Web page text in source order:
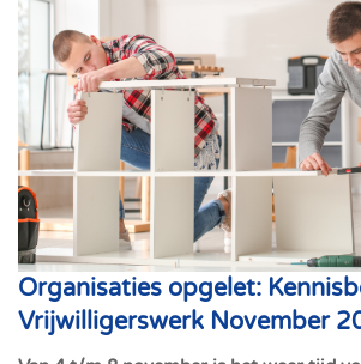
Organisaties opgelet:
Vrijwilligerswerk November